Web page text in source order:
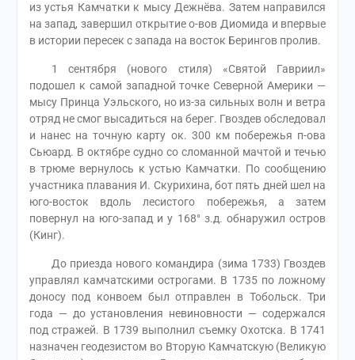
из устья Камчатки к мысу Дежнёва. Затем направился
на запад, завершил открытие о-вов Диомида и впервые
в истории пересек с запада на восток Берингов пролив.
1 сентября (нового стиля) «Святой Гавриил»
подошел к самой западной точке Северной Америки —
мысу Принца Уэльского, но из-за сильных волн и ветра
отряд не смог высадиться на берег. Гвоздев обследовал
и нанес на точную карту ок. 300 км побережья п-ова
Сьюард. В октябре судно со сломанной мачтой и течью
в трюме вернулось к устью Камчатки. По сообщению
участника плавания И. Скурихина, бот пять дней шел на
юго-восток вдоль лесистого побережья, а затем
повернул на юго-запад и у 168° з.д. обнаружил остров
(Кинг).
До приезда нового командира (зима 1733) Гвоздев
управлял камчатскими острогами. В 1735 по ложному
доносу под конвоем был отправлен в Тобольск. Три
года — до установления невиновности — содержался
под стражей. В 1739 выполнил съемку Охотска. В 1741
назначен геодезистом во Вторую Камчатскую (Великую